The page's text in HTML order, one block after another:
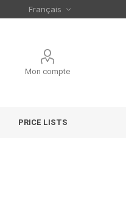
Mon compte
PRICE LISTS